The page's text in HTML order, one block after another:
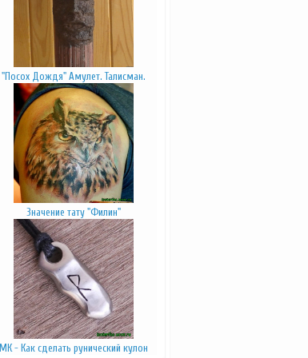
"Посох Дождя" Амулет. Талисман.
Значение тату "Филин"
МК - Как сделать рунический кулон